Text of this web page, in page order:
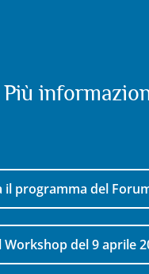
Più
il programma del
Workshop del 9 aprile